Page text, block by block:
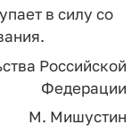
в силу со
Российской
Федерации
М. Мишустин